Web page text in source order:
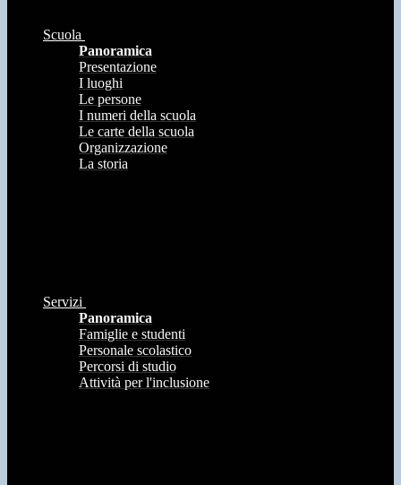
Scuola
Panoramica
Presentazione
I luoghi
Le persone
I numeri della scuola
Le carte della scuola
Organizzazione
La storia
Servizi
Panoramica
Famiglie e studenti
Personale scolastico
Percorsi di studio
Attività per l'inclusione